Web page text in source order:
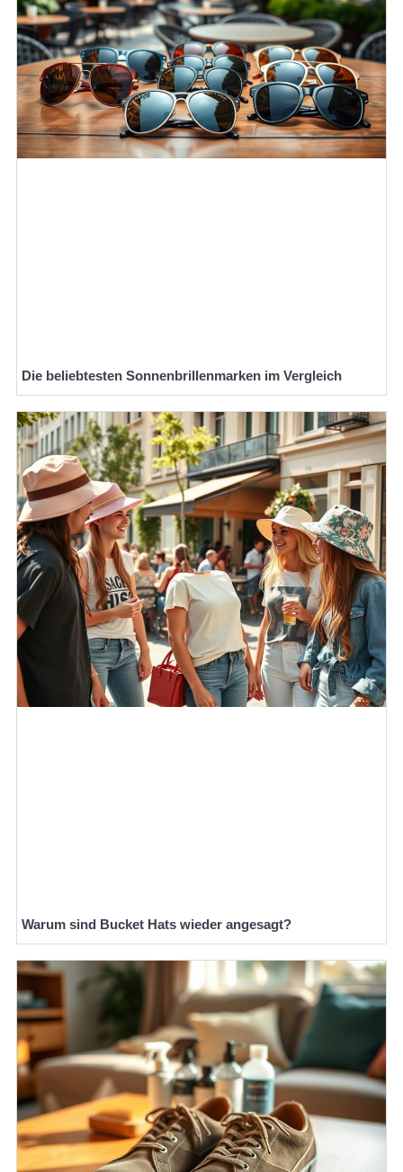
Die beliebtesten Sonnenbrillenmarken im Vergleich
Warum sind Bucket Hats wieder angesagt?